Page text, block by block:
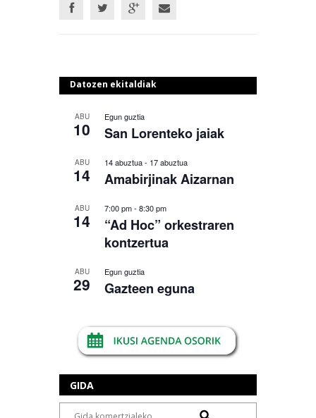
Datozen ekitaldiak
ABU
10
Egun guztia
San Lorenteko jaiak
ABU
14
14 abuztua- 17 abuztua
Amabirjinak Aizarnan
ABU
14
7:00 pm- 8:30 pm
“Ad Hoc” orkestraren
kontzertua
ABU
29
Egun guztia
Gazteen eguna
GIDA